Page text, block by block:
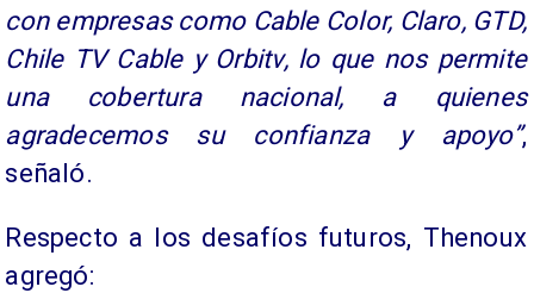
con empresas como Cable Color, Claro, GTD,
Chile TV Cable y Orbitv, lo que nos permite
una cobertura nacional, a quienes
agradecemos su confianza y apoyo”,
señaló.
Respecto a los desafíos futuros, Thenoux
agregó: